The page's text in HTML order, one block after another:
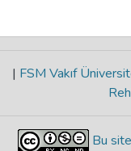
| FSM Vakıf
Bu